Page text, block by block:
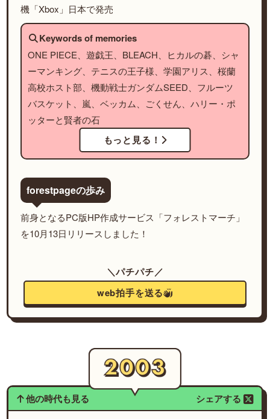
機「Xbox」日本で発売
Keywords of memories
ONE PIECE、遊戯王、BLEACH、ヒカルの碁、シャ
ーマンキング、テニスの王子様、学園アリス、桜蘭
高校ホスト部、機動戦士ガンダムSEED、フルーツ
バスケット、嵐、ベッカム、ごくせん、ハリー・ポ
ッターと賢者の石
もっと見る！
forestpageの歩み
前身となるPC版HP作成サービス「フォレストマーチ」
を10月13日リリースしました！
＼パチパチ／
web拍手を送る
他の時代も見る シェアする